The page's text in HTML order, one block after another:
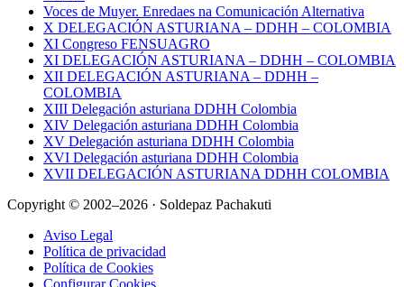
Voces de Muyer. Enredaes na Comunicación Alternativa
X DELEGACIÓN ASTURIANA – DDHH – COLOMBIA
XI Congreso FENSUAGRO
XI DELEGACIÓN ASTURIANA – DDHH – COLOMBIA
XII DELEGACIÓN ASTURIANA – DDHH –
COLOMBIA
XIII Delegación asturiana DDHH Colombia
XIV Delegación asturiana DDHH Colombia
XV Delegación asturiana DDHH Colombia
XVI Delegación asturiana DDHH Colombia
XVII DELEGACIÓN ASTURIANA DDHH COLOMBIA
Copyright © 2002–2026 · Soldepaz Pachakuti
Aviso Legal
Política de privacidad
Política de Cookies
Configurar Cookies